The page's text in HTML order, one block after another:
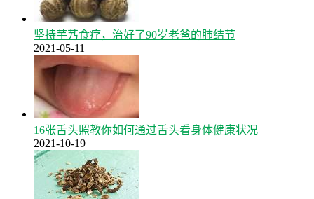
坚持芋艿食疗，治好了90岁老爸的肺结节
2021-05-11
16张舌头照教你如何通过舌头看身体健康状况
2021-10-19